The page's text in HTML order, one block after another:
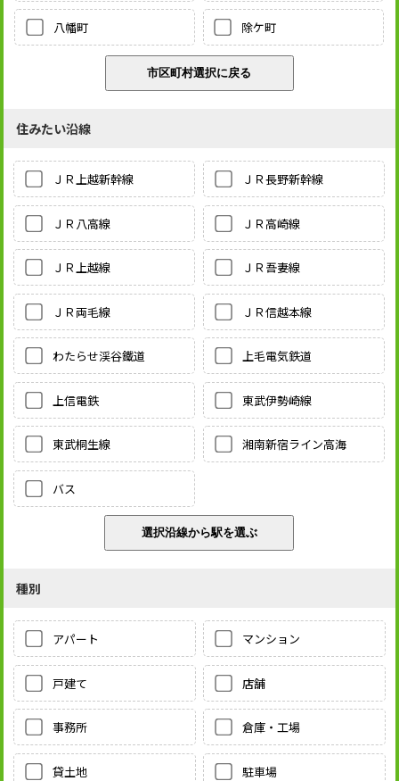
八幡町 除ケ町
住みたい沿線
ＪＲ上越新幹線 ＪＲ長野新幹線
ＪＲ八高線 ＪＲ高崎線
ＪＲ上越線 ＪＲ吾妻線
ＪＲ両毛線 ＪＲ信越本線
わたらせ渓谷鐵道 上毛電気鉄道
上信電鉄 東武伊勢崎線
東武桐生線 湘南新宿ライン高海
バス
種別
アパート マンション
戸建て 店舗
事務所 倉庫・工場
貸土地 駐車場